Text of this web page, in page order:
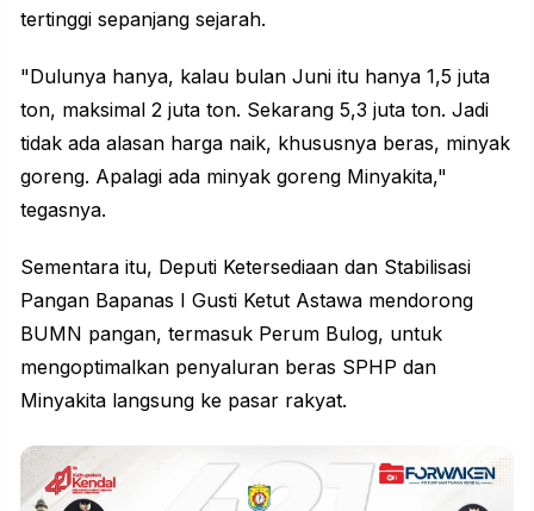
tertinggi sepanjang sejarah.
"Dulunya hanya, kalau bulan Juni itu hanya 1,5 juta
ton, maksimal 2 juta ton. Sekarang 5,3 juta ton. Jadi
tidak ada alasan harga naik, khususnya beras, minyak
goreng. Apalagi ada minyak goreng Minyakita,"
tegasnya.
Sementara itu, Deputi Ketersediaan dan Stabilisasi
Pangan Bapanas I Gusti Ketut Astawa mendorong
BUMN pangan, termasuk Perum Bulog, untuk
mengoptimalkan penyaluran beras SPHP dan
Minyakita langsung ke pasar rakyat.